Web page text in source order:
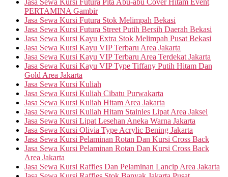
PERTAMINA Gambir
Jasa Sewa Kursi Futura Stok Melimpah Bekasi
Jasa Sewa Kursi Futura Street Putih Bersih Daerah Bekasi
Jasa Sewa Kursi Kayu Extra Stok Melimpah Pusat Bekasi
Jasa Sewa Kursi Kayu VIP Terbaru Area Jakarta
Jasa Sewa Kursi Kayu VIP Terbaru Area Terdekat Jakarta
Jasa Sewa Kursi Kayu VIP Type Tiffany Putih Hitam Dan
Gold Area Jakarta
Jasa Sewa Kursi Kuliah
Jasa Sewa Kursi Kuliah Cibatu Purwakarta
Jasa Sewa Kursi Kuliah Hitam Area Jakarta
Jasa Sewa Kursi Kuliah Hitam Stainles Lipat Area Jaksel
Jasa Sewa Kursi Lipat Lesehan Aneka Warna Jakarta
Jasa Sewa Kursi Olivia Type Acrylic Bening Jakarta
Jasa Sewa Kursi Pelaminan Rotan Dan Kursi Cross Back
Jasa Sewa Kursi Pelaminan Rotan Dan Kursi Cross Back
Area Jakarta
Jasa Sewa Kursi Raffles Dan Pelaminan Lancip Area Jakarta